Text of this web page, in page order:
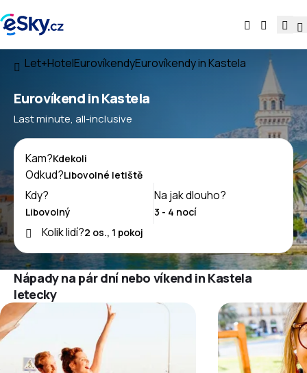
Let+HotelEurovíkendyEurovíkendy in Kastela
Eurovíkend in Kastela
Last minute, all-inclusive
Kam?
Odkud?
Kdy?
Na jak dlouho?
Kolik lidí?
Nápady na pár dní nebo víkend in Kastela
letecky